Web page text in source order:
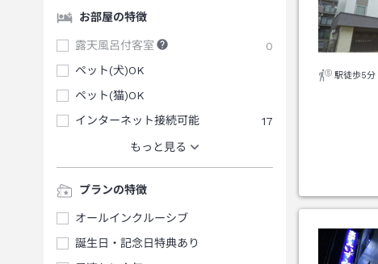
お部屋の特徴
露天風呂付客室
0
ペット(犬)OK
ペット(猫)OK
インターネット接続可能
17
もっと見る
プランの特徴
オールインクルーシブ
誕生日・記念日特典あり
駅徒歩5分